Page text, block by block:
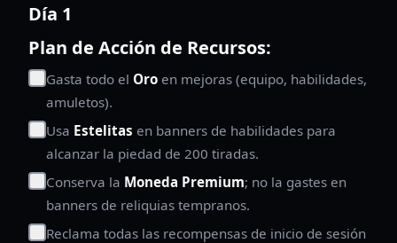
Día 1
Plan de Acción de Recursos:
Gasta todo el Oro en mejoras (equipo, habilidades,
amuletos).
Usa Estelitas en banners de habilidades para
alcanzar la piedad de 200 tiradas.
Conserva la Moneda Premium; no la gastes en
banners de reliquias tempranos.
Reclama todas las recompensas de inicio de sesión